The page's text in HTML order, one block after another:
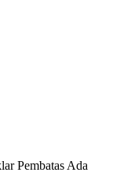
Pembatas Ada